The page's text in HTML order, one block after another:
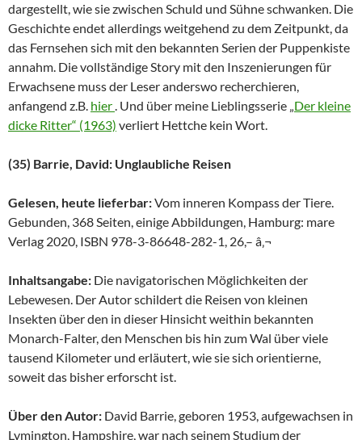
dargestellt, wie sie zwischen Schuld und Sühne schwanken. Die
Geschichte endet allerdings weitgehend zu dem Zeitpunkt, da
das Fernsehen sich mit den bekannten Serien der Puppenkiste
annahm. Die vollständige Story mit den Inszenierungen für
Erwachsene muss der Leser anderswo recherchieren,
anfangend z.B. hier. Und über meine Lieblingsserie „Der kleine
dicke Ritter“ (1963) verliert Hettche kein Wort.
(35) Barrie, David: Unglaubliche Reisen
Gelesen, heute lieferbar:Vom inneren Kompass der Tiere.
Gebunden, 368 Seiten, einige Abbildungen, Hamburg: mare
Verlag 2020, ISBN 978-3-86648-282-1, 26,– â‚¬
Inhaltsangabe: Die navigatorischen Möglichkeiten der
Lebewesen. Der Autor schildert die Reisen von kleinen
Insekten über den in dieser Hinsicht weithin bekannten
Monarch-Falter, den Menschen bis hin zum Wal über viele
tausend Kilometer und erläutert, wie sie sich orientierne,
soweit das bisher erforscht ist.
Über den Autor: David Barrie, geboren 1953, aufgewachsen in
Lymington, Hampshire, war nach seinem Studium der